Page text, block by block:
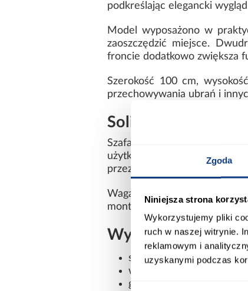
Zgoda
Niniejsza strona
Wykorzystujemy pliki
ruch w naszej witrynie.
reklamowym i
uzyskanymi podczas
podkreślając elegancki
Model wyposażono w
zaoszczędzić miejsce.
froncie dodatkowo zwiększa
Szerokość 100 cm,
przechowywania ubrań i
Solidna konstrukcja
Szafa została wykonana z
użytkowanie oraz łatwością
przez długi czas.
Waga 86,7 kg świadczy o
montażu.
Wymiary i dane
szerokość: 100 cm
wysokość: 235,2 cm
głębokość: 45 cm